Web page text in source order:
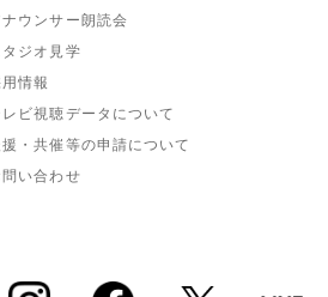
ナウンサー朗読会
タジオ見学
情報
レビ視聴データについて
・共催等の申請について
問い合わせ